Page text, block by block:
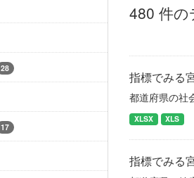
28
17
480 件
指標でみる
都道府県の社
XLSX XLS
指標でみる